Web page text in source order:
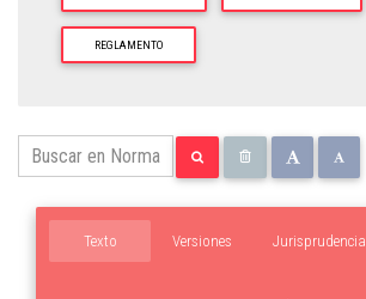
REGLAMENTO
Texto Versiones Jurisprudencia